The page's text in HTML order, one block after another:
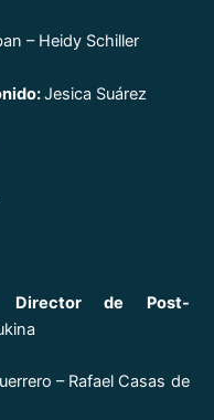
– Heidy Schiller
Jesica Suárez
Director de Post-
– Rafael Casas de